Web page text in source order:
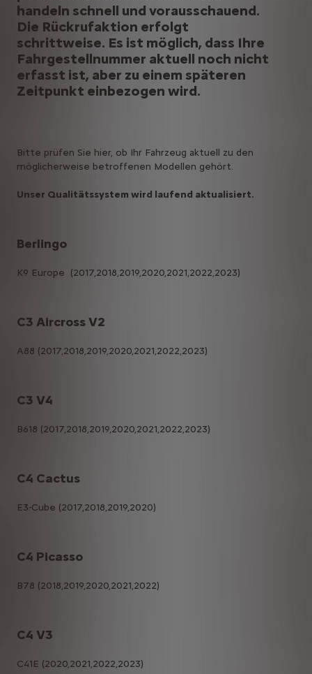
handeln schnell und vorausschauend.
Die Rückrufaktion erfolgt
schrittweise. Es ist möglich, dass Ihre
Fahrgestellnummer aktuell noch nicht
erfasst ist, aber zu einem späteren
Zeitpunkt einbezogen wird.
Bitte prüfen Sie hier, ob Ihr Fahrzeug aktuell zu den
möglicherweise betroffenen Modellen gehört.
Unser Qualitätssystem wird laufend aktualisiert.
Berlingo
K9 Europe (2017,2018,2019,2020,2021,2022,2023)
C3 Aircross V2
A88 (2017,2018,2019,2020,2021,2022,2023)
C3 V4
B618 (2017,2018,2019,2020,2021,2022,2023)
C4 Cactus
E3-Cube (2017,2018,2019,2020)
C4 Picasso
B78 (2018,2019,2020,2021,2022)
C4 V3
C41E (2020,2021,2022,2023)